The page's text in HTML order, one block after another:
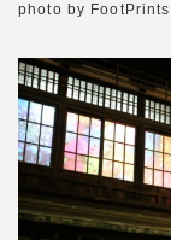
photo by FootPrints